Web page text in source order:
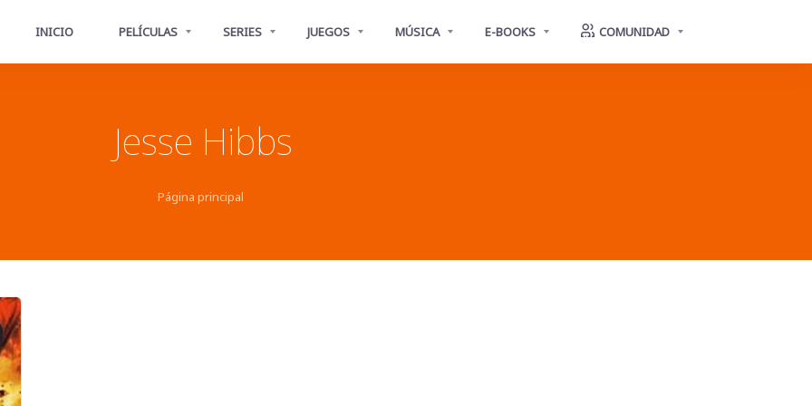
INICIO PELÍCULAS SERIES JUEGOS MÚSICA E-BOOKS COMUNIDAD
Jesse Hibbs
Página principal